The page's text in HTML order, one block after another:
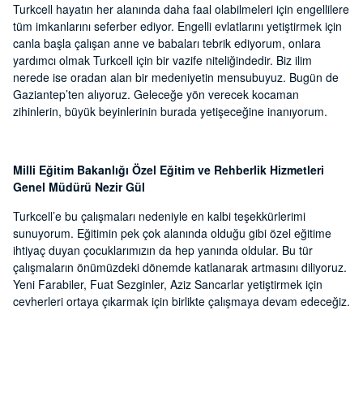
Turkcell hayatın her alanında daha faal olabilmeleri için engellilere
tüm imkanlarını seferber ediyor. Engelli evlatlarını yetiştirmek için
canla başla çalışan anne ve babaları tebrik ediyorum, onlara
yardımcı olmak Turkcell için bir vazife niteliğindedir. Biz ilim
nerede ise oradan alan bir medeniyetin mensubuyuz. Bugün de
Gaziantep’ten alıyoruz. Geleceğe yön verecek kocaman
zihinlerin, büyük beyinlerinin burada yetişeceğine inanıyorum.
Milli Eğitim Bakanlığı Özel Eğitim ve Rehberlik Hizmetleri
Genel Müdürü Nezir Gül
Turkcell’e bu çalışmaları nedeniyle en kalbi teşekkürlerimi
sunuyorum. Eğitimin pek çok alanında olduğu gibi özel eğitime
ihtiyaç duyan çocuklarımızın da hep yanında oldular. Bu tür
çalışmaların önümüzdeki dönemde katlanarak artmasını diliyoruz.
Yeni Farabiler, Fuat Sezginler, Aziz Sancarlar yetiştirmek için
cevherleri ortaya çıkarmak için birlikte çalışmaya devam edeceğiz.